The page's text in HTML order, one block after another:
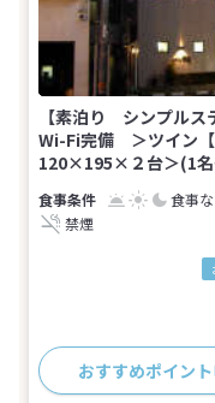
【素泊り シンプル
Wi-Fi完備 ＞ツイン【
120×195×２台＞(1名
食事
禁煙
おすすめポイント